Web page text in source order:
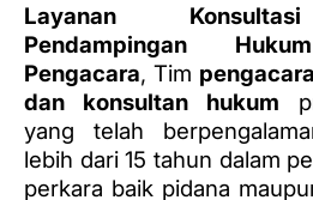
Layanan
Pendampingan
Pengacara, Tim
dan konsultan hukum
yang telah
lebih dari 15 tahun dalam
perkara baik pidana